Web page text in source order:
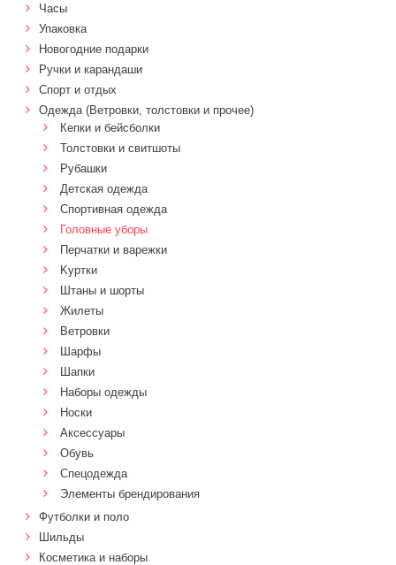
Часы
Упаковка
Новогодние подарки
Ручки и карандаши
Спорт и отдых
Одежда (Ветровки, толстовки и прочее)
Кепки и бейсболки
Толстовки и свитшоты
Рубашки
Детская одежда
Спортивная одежда
Головные уборы
Перчатки и варежки
Kуртки
Штаны и шорты
Жилеты
Ветровки
Шарфы
Шапки
Наборы одежды
Носки
Аксессуары
Обувь
Спецодежда
Элементы брендирования
Футболки и поло
Шильды
Косметика и наборы